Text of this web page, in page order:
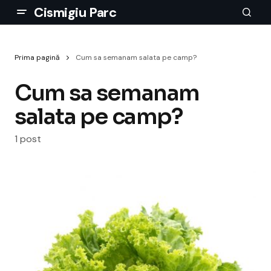
Cismigiu Parc
Prima pagină Cum sa semanam salata pe camp?
Cum sa semanam
salata pe camp?
1 post